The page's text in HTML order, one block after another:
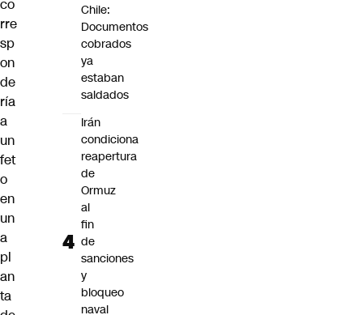
co
rre
sp
on
de
ría
a
un
fet
o
en
un
a
pl
an
ta
Chile:
Documentos
cobrados
ya
estaban
saldados
Irán
condiciona
reapertura
de
Ormuz
al
fin
de
sanciones
y
bloqueo
naval